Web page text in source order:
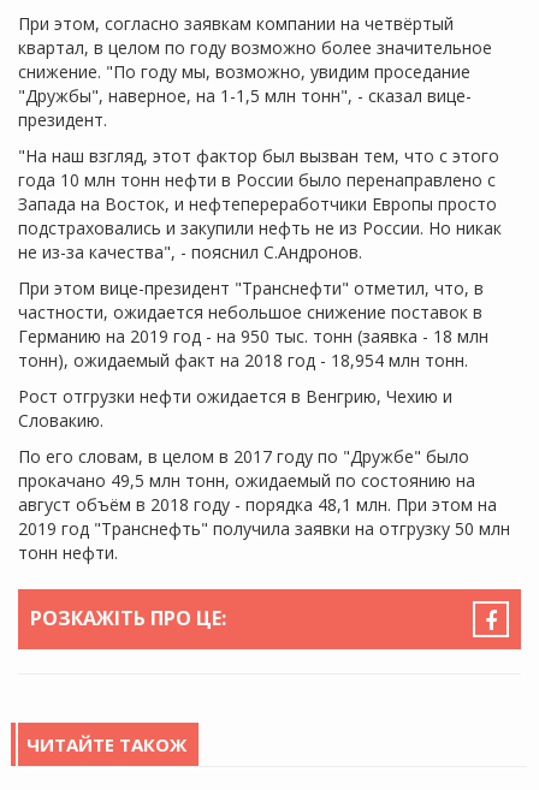
При этом, согласно заявкам компании на четвёртый
квартал, в целом по году возможно более значительное
снижение. "По году мы, возможно, увидим проседание
"Дружбы", наверное, на 1-1,5 млн тонн", - сказал вице-
президент.
"На наш взгляд, этот фактор был вызван тем, что с этого
года 10 млн тонн нефти в России было перенаправлено с
Запада на Восток, и нефтепереработчики Европы просто
подстраховались и закупили нефть не из России. Но никак
не из-за качества", - пояснил С.Андронов.
При этом вице-президент "Транснефти" отметил, что, в
частности, ожидается небольшое снижение поставок в
Германию на 2019 год - на 950 тыс. тонн (заявка - 18 млн
тонн), ожидаемый факт на 2018 год - 18,954 млн тонн.
Рост отгрузки нефти ожидается в Венгрию, Чехию и
Словакию.
По его словам, в целом в 2017 году по "Дружбе" было
прокачано 49,5 млн тонн, ожидаемый по состоянию на
август объём в 2018 году - порядка 48,1 млн. При этом на
2019 год "Транснефть" получила заявки на отгрузку 50 млн
тонн нефти.
РОЗКАЖІТЬ ПРО ЦЕ:
ЧИТАЙТЕ ТАКОЖ